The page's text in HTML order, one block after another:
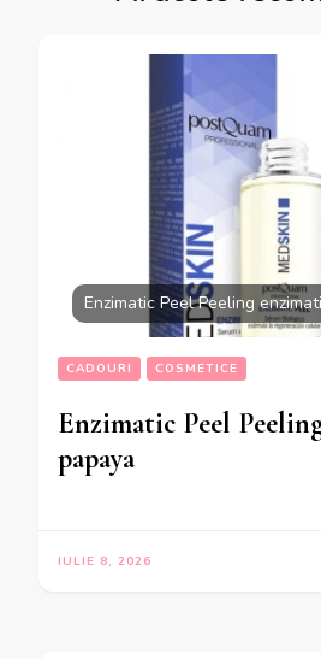
Enzimatic Peel Peeling
CADOURI COSMETICE
Enzimatic Peel
papaya
IULIE 8, 2026